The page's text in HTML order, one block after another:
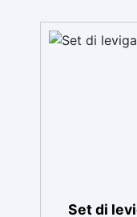
Set di